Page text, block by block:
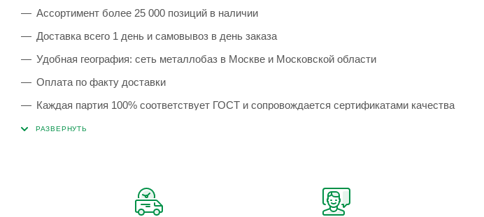
Ассортимент более 25 000 позиций в наличии
Доставка всего 1 день и самовывоз в день заказа
Удобная география: сеть металлобаз в Москве и Московской области
Оплата по факту доставки
Каждая партия 100% соответствует ГОСТ и сопровождается сертификатами качества
Сервисные услуги: резка, гибка, металлообработка